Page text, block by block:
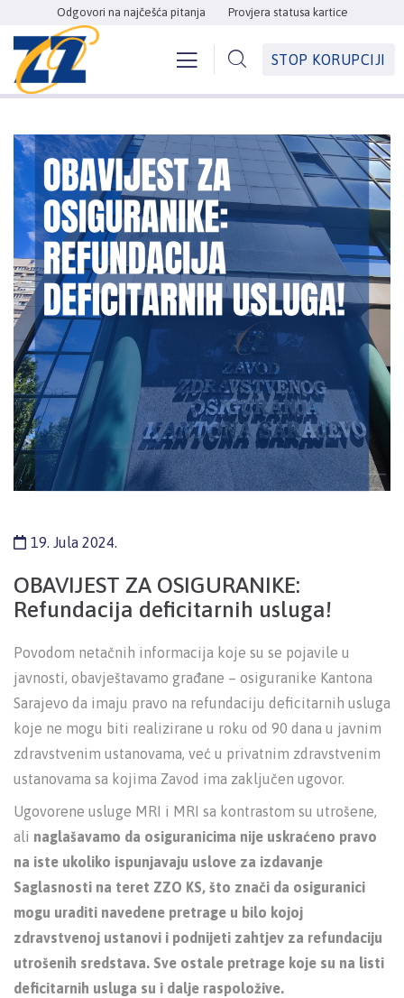
Odgovori na najčešća pitanja Provjera statusa kartice
STOP KORUPCIJI
19. Jula 2024.
OBAVIJEST ZA OSIGURANIKE:
Refundacija deficitarnih usluga!
Povodom netačnih informacija koje su se pojavile u
javnosti, obavještavamo građane – osiguranike Kantona
Sarajevo da imaju pravo na refundaciju deficitarnih usluga
koje ne mogu biti realizirane u roku od 90 dana u javnim
zdravstvenim ustanovama, već u privatnim zdravstvenim
ustanovama sa kojima Zavod ima zaključen ugovor.
Ugovorene usluge MRI i MRI sa kontrastom su utrošene,
ali naglašavamo da osiguranicima nije uskraćeno pravo
na iste ukoliko ispunjavaju uslove za izdavanje
Saglasnosti na teret ZZO KS, što znači da osiguranici
mogu uraditi navedene pretrage u bilo kojoj
zdravstvenoj ustanovi i podnijeti zahtjev za refundaciju
utrošenih sredstava. Sve ostale pretrage koje su na listi
deficitarnih usluga su i dalje raspoložive.